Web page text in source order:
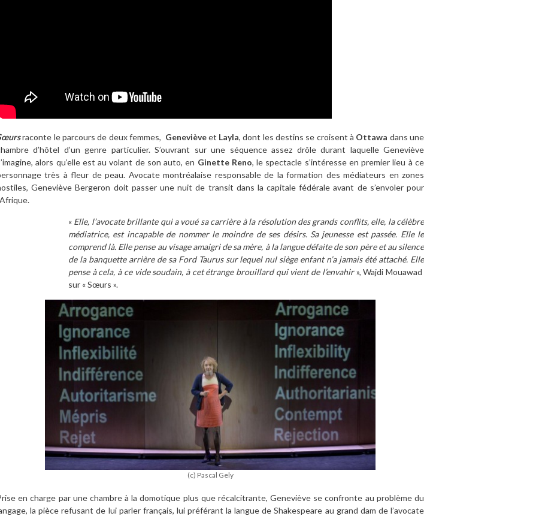
raconte le parcours de deux femmes, Genevièveet Layla, dont les destins se croisent à Ottawa dans une
d’hôtel d’un genre particulier. S’ouvrant sur une séquence assez drôle durant laquelle Geneviève
alors qu’elle est au volant de son auto, en Ginette Reno, le spectacle s’intéresse en premier lieu à ce
très à fleur de peau. Avocate montréalaise responsable de la formation des médiateurs en zones
Geneviève Bergeron doit passer une nuit de transit dans la capitale fédérale avant de s’envoler pour
« Elle, l’avocate brillante qui a voué sa carrière à la résolution des grands conflits, elle, la célèbre
médiatrice, est incapable de nommer le moindre de ses désirs. Sa jeunesse est passée. Elle le
comprend là. Elle pense au visage amaigri de sa mère, à la langue défaite de son père et au silence
de la banquette arrière de sa Ford Taurus sur lequel nul siège enfant n’a jamais été attaché. Elle
pense à cela, à ce vide soudain, à cet étrange brouillard qui vient de l’envahir», Wajdi Mouawad
sur « Sœurs ».
(c) Pascal Gely
en charge par une chambre à la domotique plus que récalcitrante, Geneviève se confronte au problème du
la pièce refusant de lui parler français, lui préférant la langue de Shakespeare au grand dam de l’avocate